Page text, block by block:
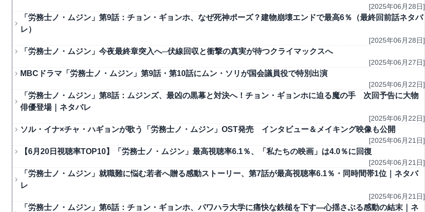
[2025年06月28日]
「労務士ノ・ムジン」第9話：チョン・ギョンホ、なぜ死神ポーズ？建物崩壊エンドで最高6％（最終回前話ネタバ
レ）
[2025年06月28日]
「労務士ノ・ムジン」今夜最終章突入へ─伏線回収と衝撃の真実が待つクライマックスへ
[2025年06月27日]
MBCドラマ「労務士ノ・ムジン」第9話・第10話にムン・ソリが国会議員役で特別出演
[2025年06月22日]
「労務士ノ・ムジン」第8話：ムジンズ、最凶の黒幕と対決へ！チョン・ギョンホに迫る魔の手 次回予告に大物
俳優登場｜ネタバレ
[2025年06月22日]
ソル・イナ×チャ・ハギョンが歌う「労務士ノ・ムジン」OST発売 インタビュー＆メイキング映像も公開
[2025年06月21日]
【6月20日視聴率TOP10】「労務士ノ・ムジン」最高視聴率6.1％、「私たちの映画」は4.0％に回復
[2025年06月21日]
「労務士ノ・ムジン」就職難に悩む若者へ贈る感動ストーリー、第7話が最高視聴率6.1％・同時間帯1位｜ネタバ
レ
[2025年06月21日]
「労務士ノ・ムジン」第6話：チョン・ギョンホ、パワハラ大学に痛快な鉄槌を下す―心揺さぶる感動の結末｜ネ